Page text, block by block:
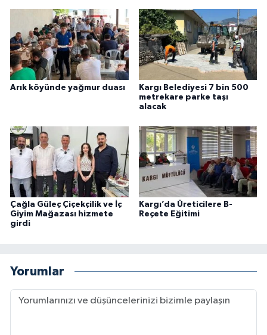
Arık köyünde yağmur duası
Kargı Belediyesi 7 bin 500
metrekare parke taşı
alacak
Çağla Güleç Çiçekçilik ve İç
Giyim Mağazası hizmete
girdi
Kargı’da Üreticilere B-
Reçete Eğitimi
Yorumlar